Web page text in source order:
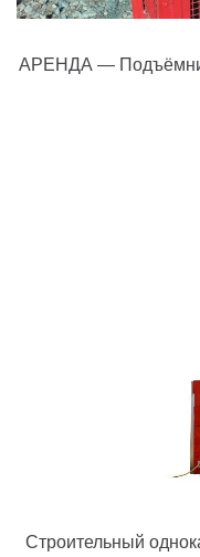
АРЕНДА —
Строительный